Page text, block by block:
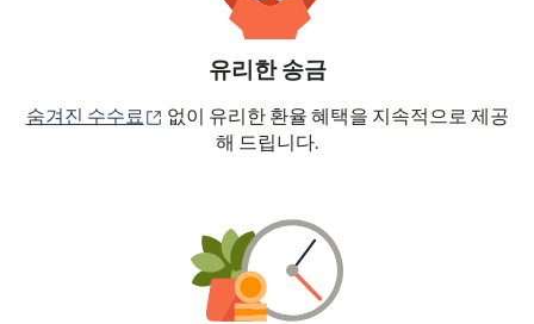
유리한 송금
숨겨진 수수료 (새 창에서 열림)
없이 유리한 환율 혜택을 지속적으로 제공
해 드립니다.